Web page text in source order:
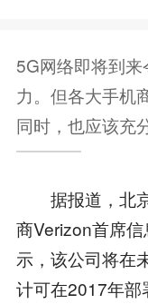
5G网络即将到
力。但各大手机
同时，也应该充
据报道，北京
商Verizon首席
示，该公司将在
计可在2017年部